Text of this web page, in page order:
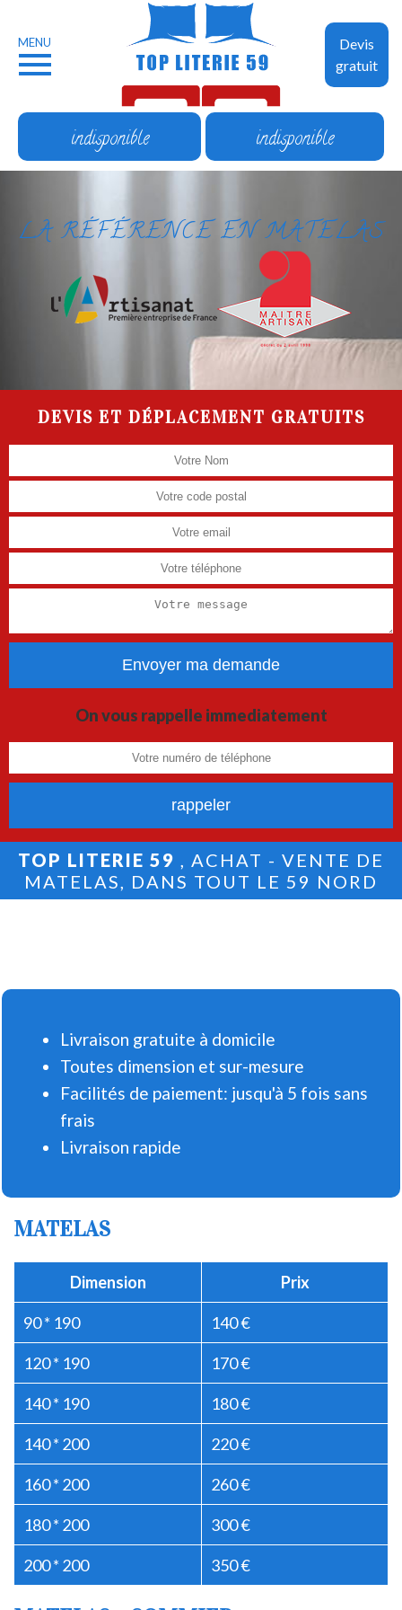
Devis
gratuit
MENU
indisponible indisponible
LA RÉFÉRENCE EN MATELAS
DEVIS ET DÉPLACEMENT GRATUITS
On vous rappelle immediatement
TOP LITERIE 59 , ACHAT - VENTE DE
MATELAS, DANS TOUT LE 59 NORD
Livraison gratuite à domicile
Toutes dimension et sur-mesure
Facilités de paiement: jusqu'à 5 fois sans
frais
Livraison rapide
MATELAS
Dimension Prix
90 * 190 140 €
120 * 190 170 €
140 * 190 180 €
140 * 200 220 €
160 * 200 260 €
180 * 200 300 €
200 * 200 350 €